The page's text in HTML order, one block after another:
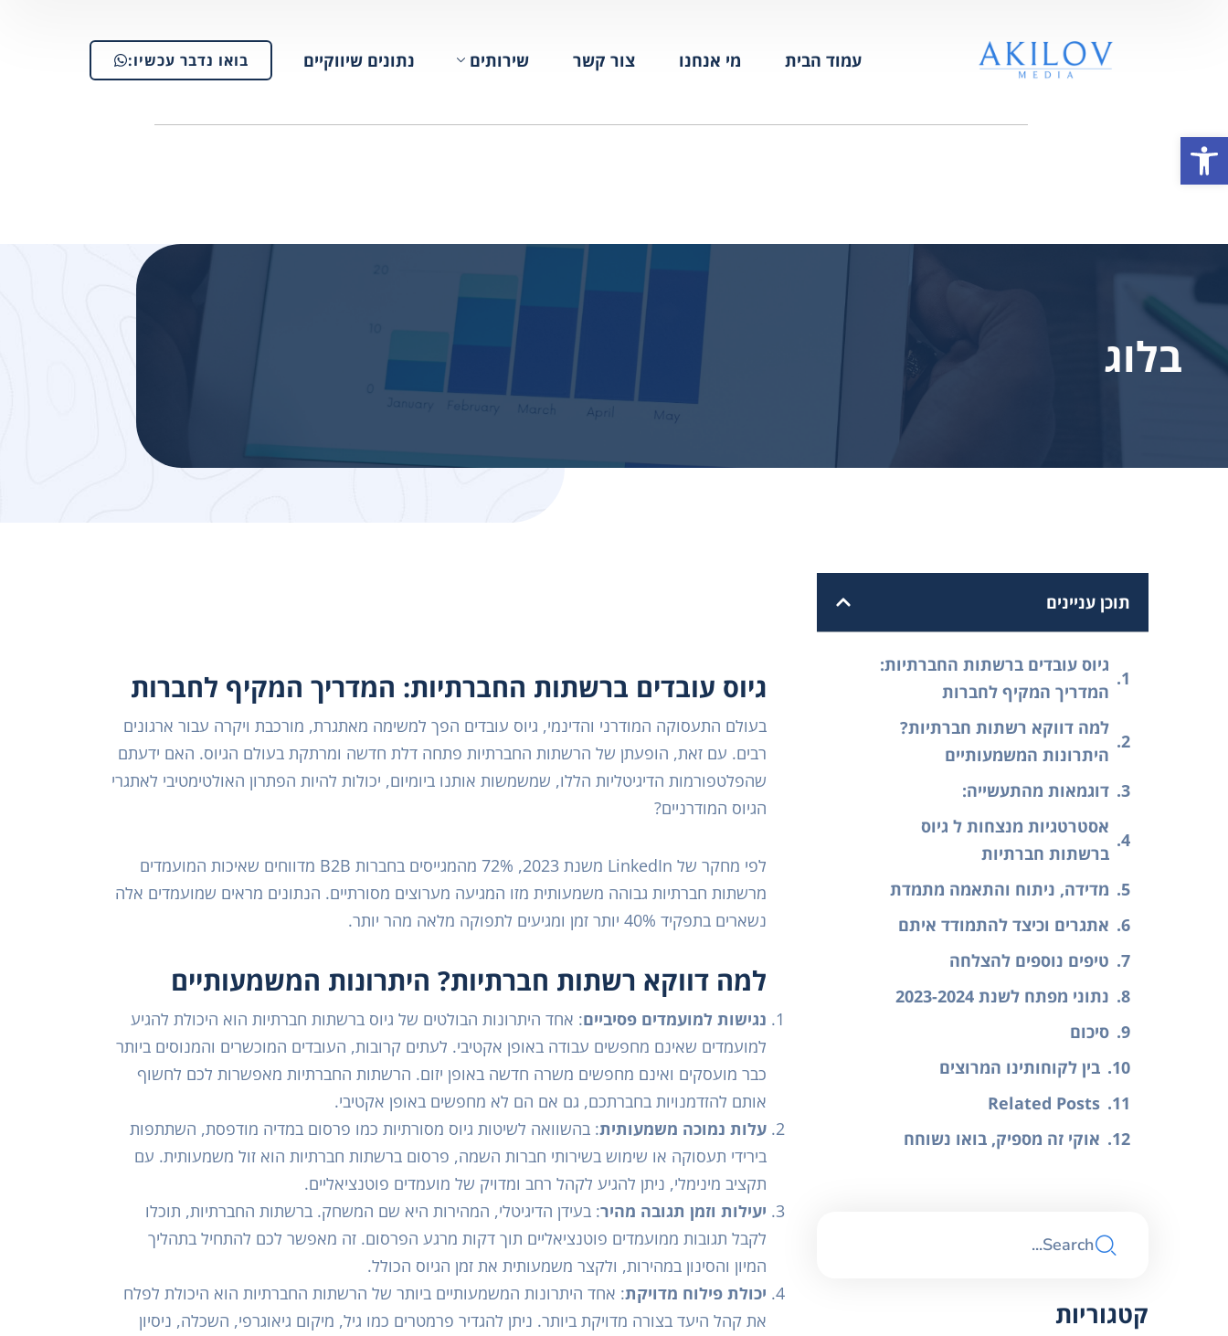
פתח סרגל נגישות
עמוד הבית מי אנחנו צור קשר שירותים נתונים שיווקיים בואו נדבר עכשיו:
בלוג
תוכן עניינים
גיוס עובדים ברשתות החברתיות:
המדריך המקיף לחברות
למה דווקא רשתות חברתיות?
היתרונות המשמעותיים
דוגמאות מהתעשייה:
אסטרטגיות מנצחות ל גיוס
ברשתות חברתיות
מדידה, ניתוח והתאמה מתמדת
אתגרים וכיצד להתמודד איתם
טיפים נוספים להצלחה
נתוני מפתח לשנת 2023-2024
סיכום
בין לקוחותינו המרוצים
Related Posts
אוקי זה מספיק, בואו נשוחח
קטגוריות
גיוס עובדים ברשתות החברתיות: המדריך המקיף לחברות
בעולם התעסוקה המודרני והדינמי, גיוס עובדים הפך למשימה מאתגרת, מורכבת ויקרה עבור ארגונים
רבים. עם זאת, הופעתן של הרשתות החברתיות פתחה דלת חדשה ומרתקת בעולם הגיוס. האם ידעתם
שהפלטפורמות הדיגיטליות הללו, שמשמשות אותנו ביומיום, יכולות להיות הפתרון האולטימטיבי לאתגרי
הגיוס המודרניים?
לפי מחקר של LinkedIn משנת 2023, 72% מהמגייסים בחברות B2B מדווחים שאיכות המועמדים
מרשתות חברתיות גבוהה משמעותית מזו המגיעה מערוצים מסורתיים. הנתונים מראים שמועמדים אלה
נשארים בתפקיד 40% יותר זמן ומגיעים לתפוקה מלאה מהר יותר.
למה דווקא רשתות חברתיות? היתרונות המשמעותיים
נגישות למועמדים פסיביים: אחד היתרונות הבולטים של גיוס ברשתות חברתיות הוא היכולת להגיע
למועמדים שאינם מחפשים עבודה באופן אקטיבי. לעתים קרובות, העובדים המוכשרים והמנוסים ביותר
כבר מועסקים ואינם מחפשים משרה חדשה באופן יזום. הרשתות החברתיות מאפשרות לכם לחשוף
אותם להזדמנויות בחברתכם, גם אם הם לא מחפשים באופן אקטיבי.
עלות נמוכה משמעותית: בהשוואה לשיטות גיוס מסורתיות כמו פרסום במדיה מודפסת, השתתפות
בירידי תעסוקה או שימוש בשירותי חברות השמה, פרסום ברשתות חברתיות הוא זול משמעותית. עם
תקציב מינימלי, ניתן להגיע לקהל רחב ומדויק של מועמדים פוטנציאליים.
יעילות וזמן תגובה מהיר: בעידן הדיגיטלי, המהירות היא שם המשחק. ברשתות החברתיות, תוכלו
לקבל תגובות ממועמדים פוטנציאליים תוך דקות מרגע הפרסום. זה מאפשר לכם להתחיל בתהליך
המיון והסינון במהירות, ולקצר משמעותית את זמן הגיוס הכולל.
יכולת פילוח מדויקת: אחד היתרונות המשמעותיים ביותר של הרשתות החברתיות הוא היכולת לפלח
את קהל היעד בצורה מדויקת ביותר. ניתן להגדיר פרמטרים כמו גיל, מיקום גיאוגרפי, השכלה, ניסיון